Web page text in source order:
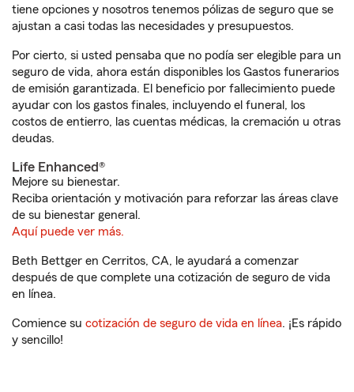
tiene opciones y nosotros tenemos pólizas de seguro que se
ajustan a casi todas las necesidades y presupuestos.
Por cierto, si usted pensaba que no podía ser elegible para un
seguro de vida, ahora están disponibles los Gastos funerarios
de emisión garantizada. El beneficio por fallecimiento puede
ayudar con los gastos finales, incluyendo el funeral, los
costos de entierro, las cuentas médicas, la cremación u otras
deudas.
Life Enhanced®
Mejore su bienestar.
Reciba orientación y motivación para reforzar las áreas clave
de su bienestar general.
Aquí puede ver más.
Beth Bettger en Cerritos, CA, le ayudará a comenzar
después de que complete una cotización de seguro de vida
en línea.
Comience su cotización de seguro de vida en línea. ¡Es rápido
y sencillo!